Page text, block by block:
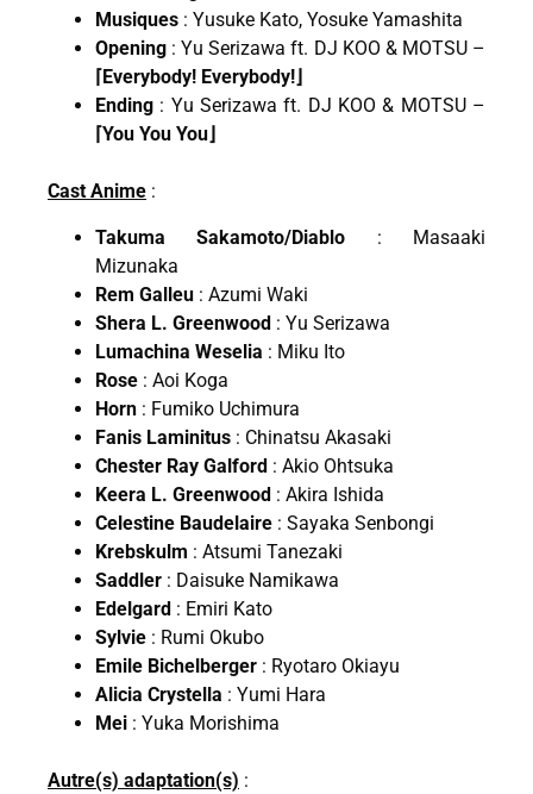
Musiques : Yusuke Kato, Yosuke Yamashita
Opening : Yu Serizawa ft. DJ KOO & MOTSU –
⌈Everybody! Everybody!⌋
Ending : Yu Serizawa ft. DJ KOO & MOTSU –
⌈You You You⌋
Cast Anime :
Takuma Sakamoto/Diablo : Masaaki
Mizunaka
Rem Galleu : Azumi Waki
Shera L. Greenwood : Yu Serizawa
Lumachina Weselia : Miku Ito
Rose : Aoi Koga
Horn : Fumiko Uchimura
Fanis Laminitus : Chinatsu Akasaki
Chester Ray Galford : Akio Ohtsuka
Keera L. Greenwood : Akira Ishida
Celestine Baudelaire : Sayaka Senbongi
Krebskulm : Atsumi Tanezaki
Saddler : Daisuke Namikawa
Edelgard : Emiri Kato
Sylvie : Rumi Okubo
Emile Bichelberger : Ryotaro Okiayu
Alicia Crystella : Yumi Hara
Mei : Yuka Morishima
Autre(s) adaptation(s) :